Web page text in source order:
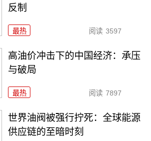
反制
最热 阅读 3597
高油价冲击下的中国经济：承压
与破局
最热 阅读 7897
世界油阀被强行拧死：全球能源
供应链的至暗时刻